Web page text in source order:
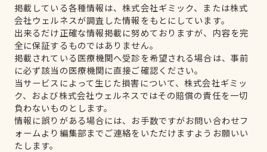
掲載している各種情報は、株式会社ギミック、または株式
会社ウェルネスが調査した情報をもとにしています。
出来るだけ正確な情報掲載に努めておりますが、内容を完
全に保証するものではありません。
掲載されている医療機関へ受診を希望される場合は、事前
に必ず該当の医療機関に直接ご確認ください。
当サービスによって生じた損害について、株式会社ギミッ
ク、および株式会社ウェルネスではその賠償の責任を一切
負わないものとします。
情報に誤りがある場合には、お手数ですがお問い合わせフ
ォームより編集部までご連絡をいただけますようお願いい
たします。